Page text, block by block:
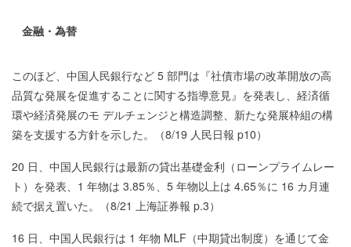
金融・為替
このほど、中国人民銀行など 5 部門は『社債市場の改革開放の高
品質な発展を促進することに関する指導意見』を発表し、経済循
環や経済発展のモ デルチェンジと構造調整、新たな発展枠組の構
築を支援する方針を示した。（8/19 人民日報 p10）
20 日、中国人民銀行は最新の貸出基礎金利（ローンプライムレー
ト）を発表、1 年物は 3.85％、5 年物以上は 4.65％に 16 カ月連
続で据え置いた。（8/21 上海証券報 p.3）
16 日、中国人民銀行は 1 年物 MLF（中期貸出制度）を通じて金